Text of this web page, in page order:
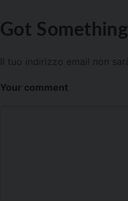
Got
Il tuo indirizzo email non
Your comment